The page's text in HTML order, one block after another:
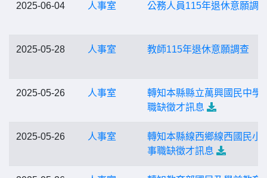
2025-06-04 人事室 公務人員115年退休意願調
2025-05-28 人事室 教師115年退休意願調查
2025-05-26 人事室
轉知本縣縣立萬興國民中學
職缺徵才訊息
2025-05-26 人事室
轉知本縣線西鄉線西國民小
事職缺徵才訊息